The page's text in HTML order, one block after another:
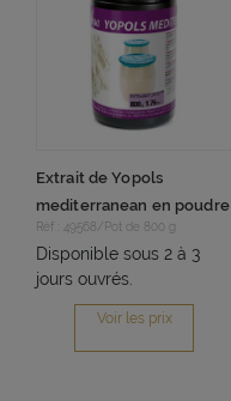
Extrait de Yopols
mediterranean en poudre
Réf : 49568/Pot de 800 g
Disponible sous 2 à 3
jours ouvrés.
Voir les prix